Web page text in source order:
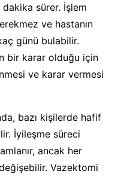
dakika sürer. İşlem
ve hastanın
günü bulabilir.
bir karar olduğu için
ve karar vermesi
bazı kişilerde hafif
İyileşme süreci
ancak her
Vazektomi